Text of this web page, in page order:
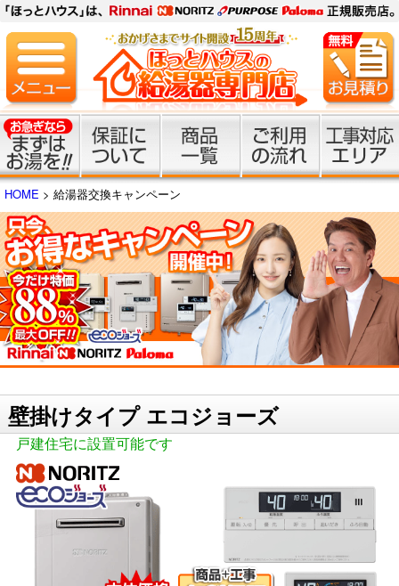
HOME > 給湯器交換キャンペーン
壁掛けタイプ エコジョーズ
戸建住宅に設置可能です